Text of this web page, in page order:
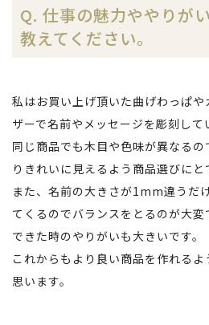
Q. 仕事の魅力ややりが
教えてください。
私はお買い上げ頂いた曲げわっぱ
ザーで名前やメッセージを彫刻して
同じ商品でも木目や色味が異なる
りきれいに見えるよう商品選びにと
また、名前の大きさが1mm違うだ
てくるのでバランスをとるのが大
できた時のやりがいも大きいです。
これからもより良い商品を作れる
思います。